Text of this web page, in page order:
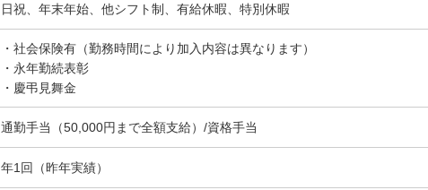
日祝、年末年始、他シフト制、有給休暇、特別休暇
・社会保険有（勤務時間により加入内容は異なります）
・永年勤続表彰
・慶弔見舞金
通勤手当（50,000円まで全額支給）/資格手当
年1回（昨年実績）